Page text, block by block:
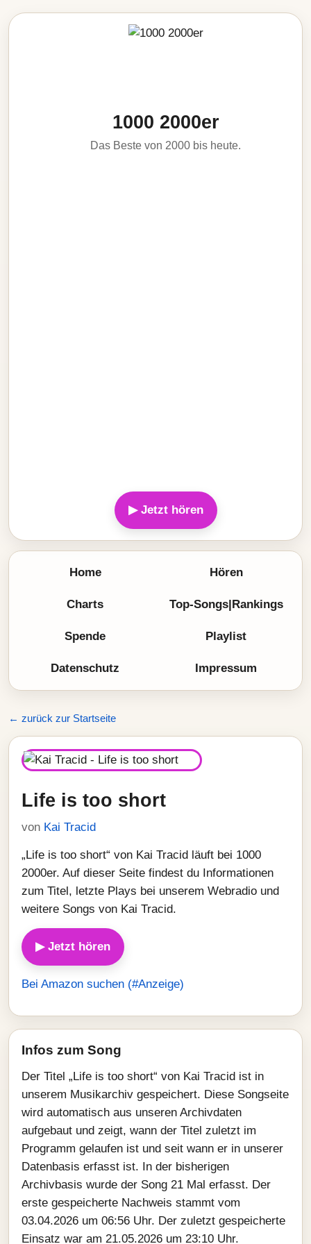
1000 2000er
Das Beste von 2000 bis heute.
▶ Jetzt hören
Home Hören
Charts Top-Songs|Rankings
Spende Playlist
Datenschutz Impressum
← zurück zur Startseite
Life is too short
von Kai Tracid
„Life is too short“ von Kai Tracid läuft bei 1000
2000er. Auf dieser Seite findest du Informationen
zum Titel, letzte Plays bei unserem Webradio und
weitere Songs von Kai Tracid.
▶ Jetzt hören
Bei Amazon suchen (#Anzeige)
Infos zum Song
Der Titel „Life is too short“ von Kai Tracid ist in
unserem Musikarchiv gespeichert. Diese Songseite
wird automatisch aus unseren Archivdaten
aufgebaut und zeigt, wann der Titel zuletzt im
Programm gelaufen ist und seit wann er in unserer
Datenbasis erfasst ist. In der bisherigen
Archivbasis wurde der Song 21 Mal erfasst. Der
erste gespeicherte Nachweis stammt vom
03.04.2026 um 06:56 Uhr. Der zuletzt gespeicherte
Einsatz war am 21.05.2026 um 23:10 Uhr.